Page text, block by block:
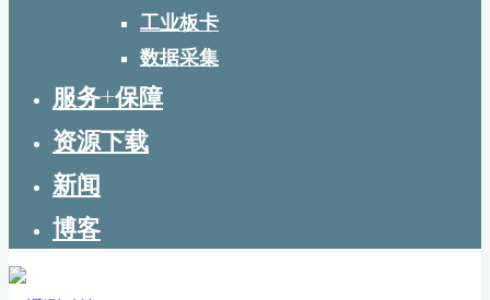
工业板卡
数据采集
服务+保障
资源下载
新闻
博客